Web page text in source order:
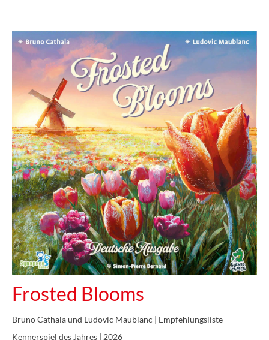
Frosted Blooms
Bruno Cathala und Ludovic Maublanc | Empfehlungsliste
Kennerspiel des Jahres | 2026